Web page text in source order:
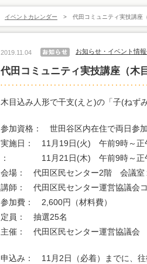
イベントカレンダー > 代田コミュニティ実技講座
2019.11.04 お知らせ・イベント情報
代田コミュニティ実技講座（
木目込み人形で干支(えと)の「子(ねず
参加資格： 世田谷区内在住で両日参
実施日： 11月19日(火) 午前9時～正
： 11月21日(木) 午前9時～正
会場： 代田区民センター2階 会議室
講師： 代田区民センター運営協議会
参加費： 2,600円（材料費）
定員： 抽選25名
主催： 代田区民センター運営協議会
申込み： 11月2日（必着）までに、往